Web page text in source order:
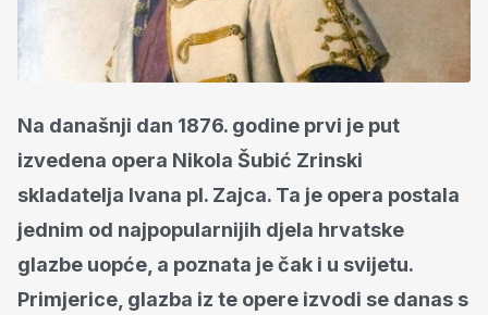
Na današnji dan 1876. godine prvi je put
izvedena opera Nikola Šubić Zrinski
skladatelja Ivana pl. Zajca. Ta je opera postala
jednim od najpopularnijih djela hrvatske
glazbe uopće, a poznata je čak i u svijetu.
Primjerice, glazba iz te opere izvodi se danas s